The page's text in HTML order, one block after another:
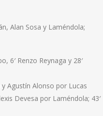
Alan Sosa y Laméndola;
6′ Renzo Reynaga y 28′
Agustín Alonso por Lucas
Devesa por Laméndola; 43′